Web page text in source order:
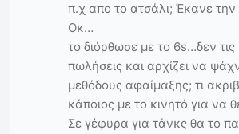
π.χ απο το ατσάλι; Έκανε
Οκ…
το διόρθωσε με το 6s…δεν
πωλήσεις και αρχίζει να
μεθόδους αφαίμαξης; τι
κάποιος με το κινητό για να
Σε γέφυρα για τάνκς θα το